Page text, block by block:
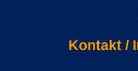
Kontakt /